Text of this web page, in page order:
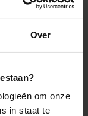
Over
om onze
in staat te